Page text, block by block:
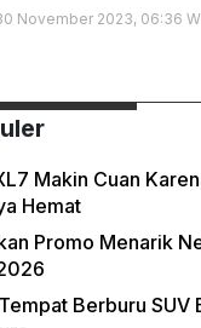
November 2023, 06:36
Makin Cuan
Hemat
Promo Menarik
Berburu SUV